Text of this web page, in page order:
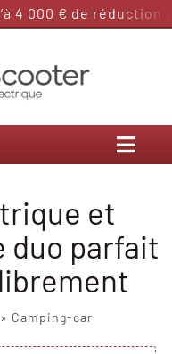
000 € de réduction
et
duo parfait
» Camping-car